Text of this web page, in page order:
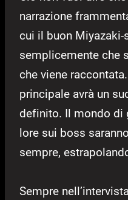
narrazione
cui il buon
semplicemente che
che viene
principale avrà un
definito. Il mondo di
lore sui boss
sempre,
Sempre